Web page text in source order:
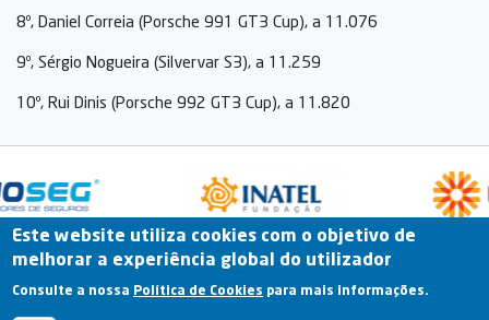
8º, Daniel Correia (Porsche 991 GT3 Cup), a 11.076
9º, Sérgio Nogueira (Silvervar S3), a 11.259
10º, Rui Dinis (Porsche 992 GT3 Cup), a 11.820
Previous
Fale Connosco Portal Online Arquivo
Este website utiliza cookies com o objetivo de
melhorar a experiência global do utilizador
Consulte a nossa Política de Cookies para mais informações.